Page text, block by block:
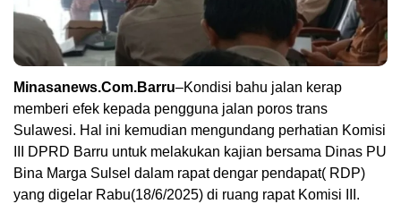
Minasanews.Com.Barru–Kondisi bahu jalan kerap
memberi efek kepada pengguna jalan poros trans
Sulawesi. Hal ini kemudian mengundang perhatian Komisi
III DPRD Barru untuk melakukan kajian bersama Dinas PU
Bina Marga Sulsel dalam rapat dengar pendapat( RDP)
yang digelar Rabu(18/6/2025) di ruang rapat Komisi III.